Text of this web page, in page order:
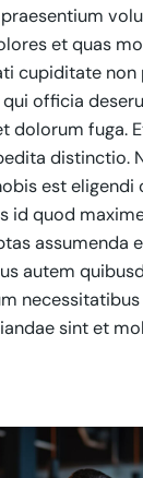
et quas
cupiditate non
officia
dolorum fuga.
distinctio.
est eligendi
id quod
assumenda
autem
sint et